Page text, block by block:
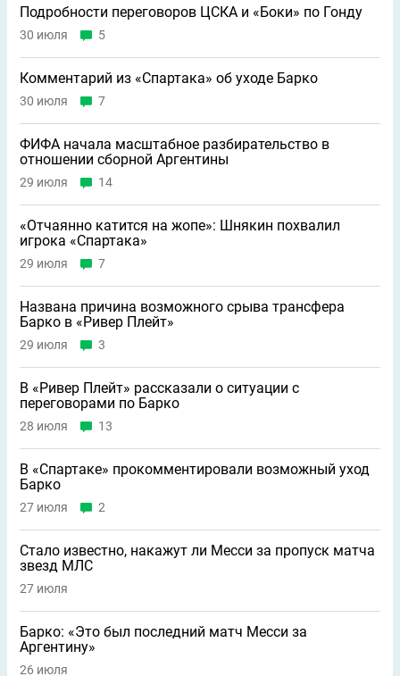
Подробности переговоров ЦСКА и «Боки» по Гонду
30 июля 5
Комментарий из «Спартака» об уходе Барко
30 июля 7
ФИФА начала масштабное разбирательство в
отношении сборной Аргентины
29 июля 14
«Отчаянно катится на жопе»: Шнякин похвалил
игрока «Спартака»
29 июля 7
Названа причина возможного срыва трансфера
Барко в «Ривер Плейт»
29 июля 3
В «Ривер Плейт» рассказали о ситуации с
переговорами по Барко
28 июля 13
В «Спартаке» прокомментировали возможный уход
Барко
27 июля 2
Стало известно, накажут ли Месси за пропуск матча
звезд МЛС
27 июля
Барко: «Это был последний матч Месси за
Аргентину»
26 июля